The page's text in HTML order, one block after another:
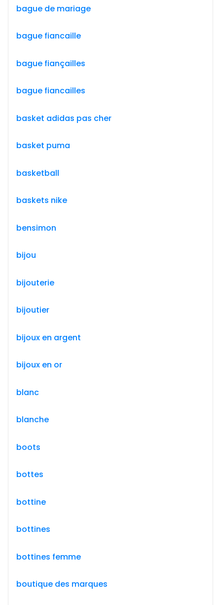
bague de mariage
bague fiancaille
bague fiançailles
bague fiancailles
basket adidas pas cher
basket puma
basketball
baskets nike
bensimon
bijou
bijouterie
bijoutier
bijoux en argent
bijoux en or
blanc
blanche
boots
bottes
bottine
bottines
bottines femme
boutique des marques